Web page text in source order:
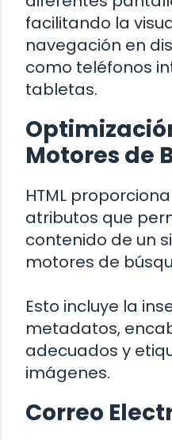
facilitando la
navegación en
como teléfonos
tabletas.
Motores de
HTML
atributos que
contenido de un
motores de
Esto incluye la
metadatos,
adecuados y
imágenes.
Correo